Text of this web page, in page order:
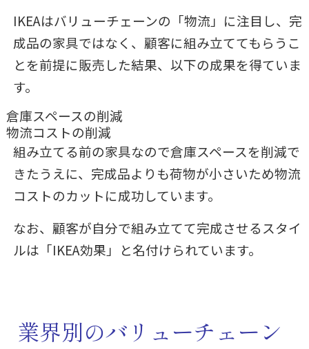
IKEAはバリューチェーンの「物流」に注目し、完
成品の家具ではなく、顧客に組み立ててもらうこ
とを前提に販売した結果、以下の成果を得ていま
す。
倉庫スペースの削減
物流コストの削減
組み立てる前の家具なので倉庫スペースを削減で
きたうえに、完成品よりも荷物が小さいため物流
コストのカットに成功しています。
なお、顧客が自分で組み立てて完成させるスタイ
ルは「IKEA効果」と名付けられています。
業界別のバリューチェーン